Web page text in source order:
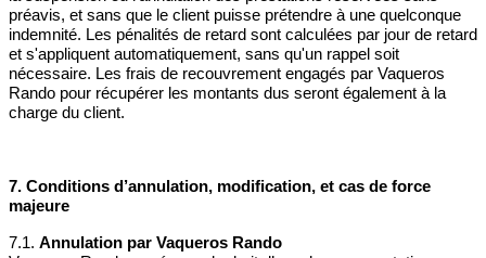
préavis, et sans que le client puisse prétendre à une quelconque
indemnité. Les pénalités de retard sont calculées par jour de retard
et s'appliquent automatiquement, sans qu'un rappel soit
nécessaire. Les frais de recouvrement engagés par Vaqueros
Rando pour récupérer les montants dus seront également à la
charge du client.
7. Conditions d’annulation, modification, et cas de force
majeure
7.1. Annulation par Vaqueros Rando